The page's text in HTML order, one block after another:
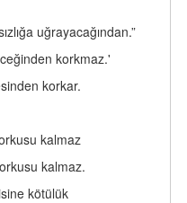
uğrayacağından.”
korkmaz.'
korkar.
kalmaz
kalmaz.
kötülük